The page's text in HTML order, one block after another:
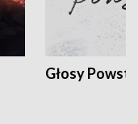
Głosy